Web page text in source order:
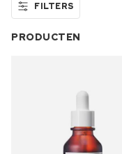
FILTERS
PRODUCTEN